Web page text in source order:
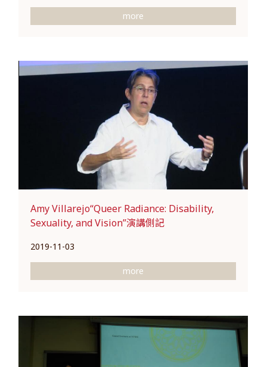
more
Amy Villarejo“Queer Radiance: Disability,
Sexuality, and Vision”演講側記
2019-11-03
more